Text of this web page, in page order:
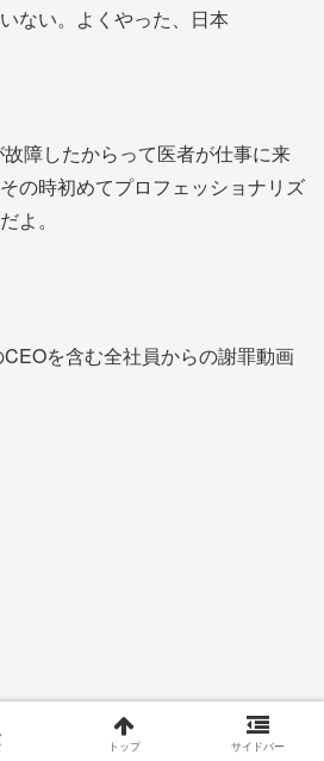
ない。よくやった、日本
障したからって医者が仕事に来
の時初めてプロフェッショナリズ
よ。
を含む全社員からの謝罪動画
トップ サイドバー